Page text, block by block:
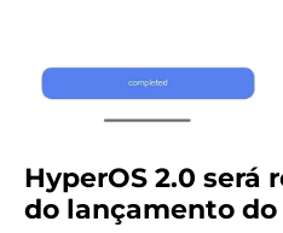
HyperOS 2.0 será
do lançamento do